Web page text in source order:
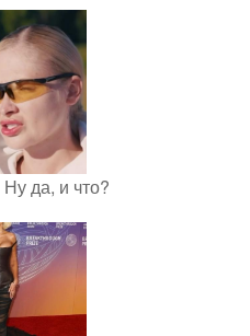
да, и что?